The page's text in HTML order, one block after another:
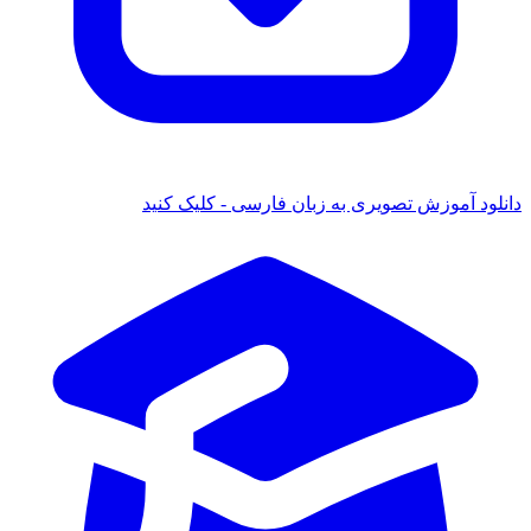
آموزش تصویری به زبان فارسی - کلیک کنید